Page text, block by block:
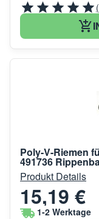
Poly-V-Riemen
491736
Produkt Details
15,19 €
1-2 Werktage